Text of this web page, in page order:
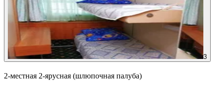
3
2-местная 2-ярусная (шлюпочная палуба)